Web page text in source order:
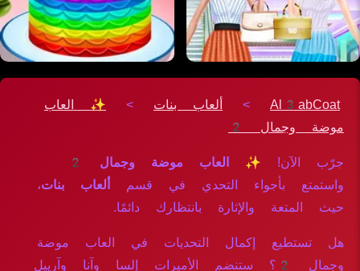
Al3abCoat
> ألعاب بنات >
✨ العاب
موضة وجمال 2
جرّب الآن! ✨ العاب موضة وجمال 2
واستمتع بأجواء التحدي في قسم
ألعاب بنات،
حيث المتعة والإثارة بانتظارك دائمًا.
هل تستطيع إكمال التحديات في العاب موضة
وجمال 2؟ ستنضم الأميرات إلسا وآنا وآرييل